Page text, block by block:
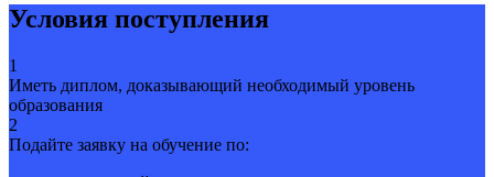
Условия поступления
1
Иметь диплом, доказывающий необходимый уровень
образования
2
Подайте заявку на обучение по: